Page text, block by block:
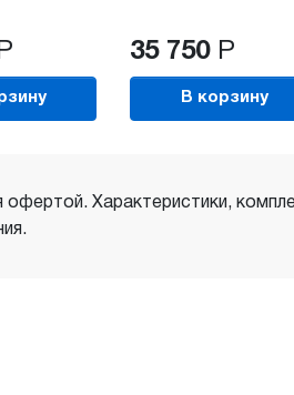
Р 35 750 Р
В корзину
Характеристики,